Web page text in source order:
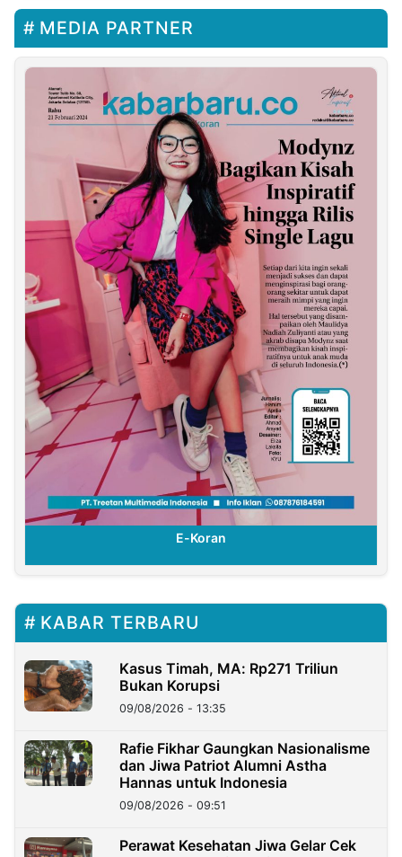
MEDIA PARTNER
E-Koran
KABAR TERBARU
Kasus Timah, MA: Rp271 Triliun
Bukan Korupsi
09/08/2026 - 13:35
Rafie Fikhar Gaungkan Nasionalisme
dan Jiwa Patriot Alumni Astha
Hannas untuk Indonesia
09/08/2026 - 09:51
Perawat Kesehatan Jiwa Gelar Cek